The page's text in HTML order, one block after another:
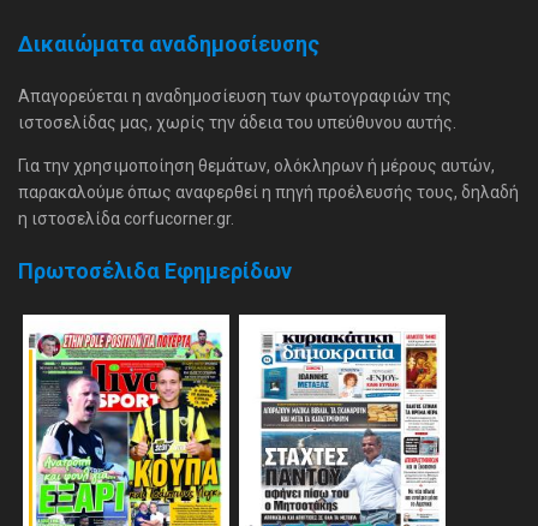
Δικαιώματα αναδημοσίευσης
Απαγορεύεται η αναδημοσίευση των φωτογραφιών της
ιστοσελίδας μας, χωρίς την άδεια του υπεύθυνου αυτής.
Για την χρησιμοποίηση θεμάτων, ολόκληρων ή μέρους αυτών,
παρακαλούμε όπως αναφερθεί η πηγή προέλευσής τους, δηλαδή
η ιστοσελίδα corfucorner.gr.
Πρωτοσέλιδα Εφημερίδων